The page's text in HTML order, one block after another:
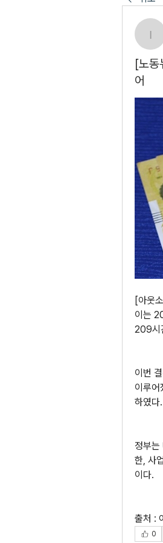
[노
어
[아웃
이는
209시
이번
이루어
하였다
정부는
한, 사
이다.
출처 :
0